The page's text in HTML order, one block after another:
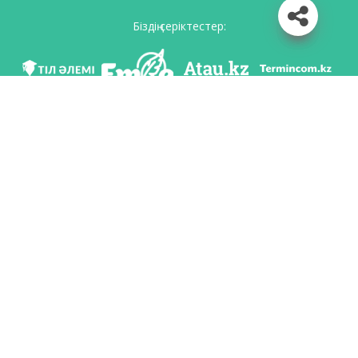
Біздің серіктестер: